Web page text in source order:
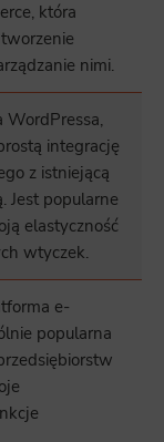
która
nimi.
WordPressa,
integrację
z istniejącą
Jest popularne
elastyczność
wtyczek.
e-
popularna